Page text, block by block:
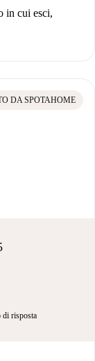
in cui esci,
DA SPOTAHOME
di risposta